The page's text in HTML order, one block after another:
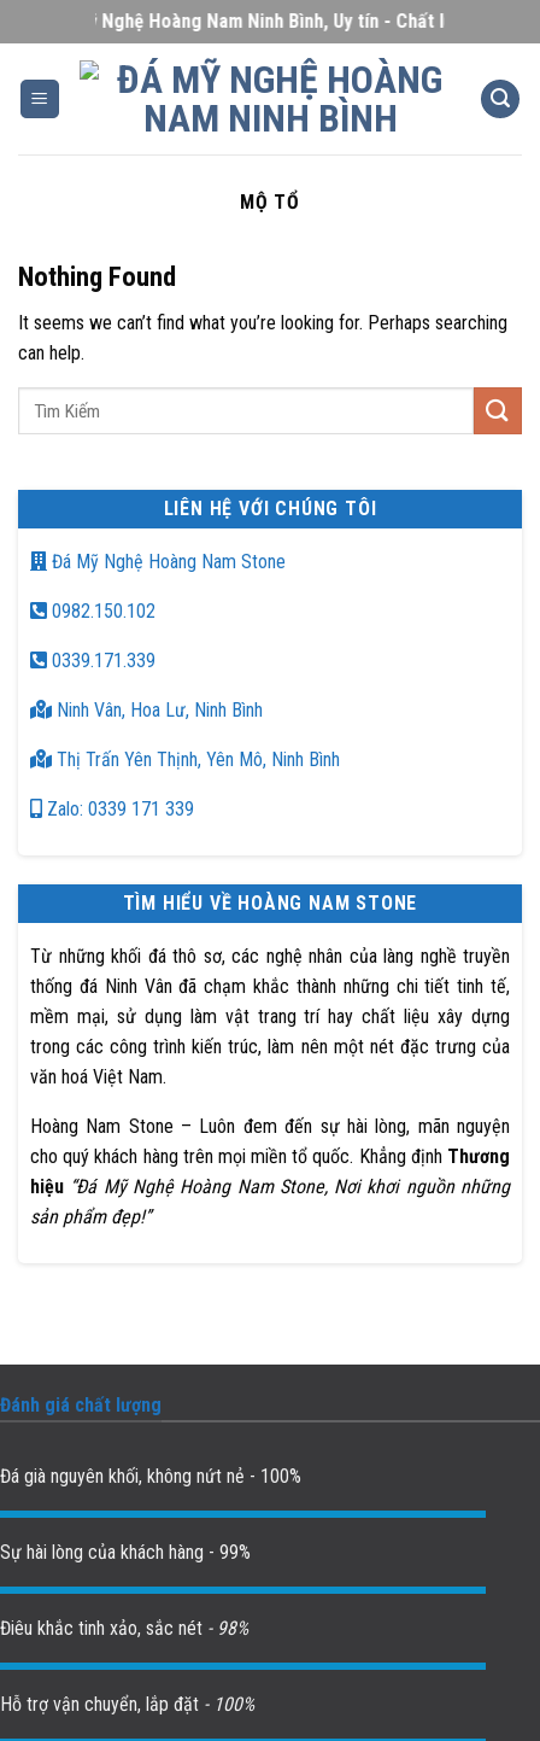
to
content
Đá Mỹ Nghệ Hoàng Nam Ninh Bình, Uy tín - Chất lượng - Giá
MỘ TỔ
LIÊN HỆ VỚI CHÚNG TÔI
Đá Mỹ Nghệ Hoàng Nam Stone
0982.150.102
0339.171.339
Ninh Vân, Hoa Lư, Ninh Bình
Thị Trấn Yên Thịnh, Yên Mô, Ninh Bình
Zalo: 0339 171 339
TÌM HIỂU VỀ HOÀNG NAM STONE
Từ những khối đá thô sơ, các nghệ nhân của làng nghề truyền
thống đá Ninh Vân đã chạm khắc thành những chi tiết tinh tế,
mềm mại, sử dụng làm vật trang trí hay chất liệu xây dựng
trong các công trình kiến trúc, làm nên một nét đặc trưng của
văn hoá Việt Nam.
Hoàng Nam Stone – Luôn đem đến sự hài lòng, mãn nguyện
cho quý khách hàng trên mọi miền tổ quốc. Khẳng định Thương
hiệu “Đá Mỹ Nghệ Hoàng Nam Stone, Nơi khơi nguồn những
sản phẩm đẹp!”
Nothing Found
It seems we can’t find what you’re looking for. Perhaps searching
can help.
Đánh giá chất lượng
Đá già nguyên khối, không nứt nẻ - 100%
Sự hài lòng của khách hàng - 99%
Điêu khắc tinh xảo, sắc nét - 98%
Hỗ trợ vận chuyển, lắp đặt - 100%